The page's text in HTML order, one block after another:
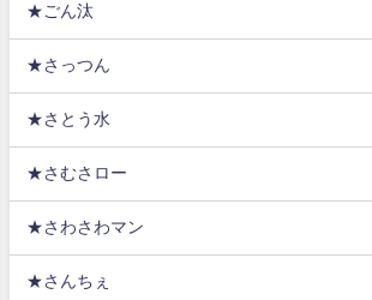
★ごん汰
★さっつん
★さとう水
★さむさロー
★さわさわマン
★さんちぇ